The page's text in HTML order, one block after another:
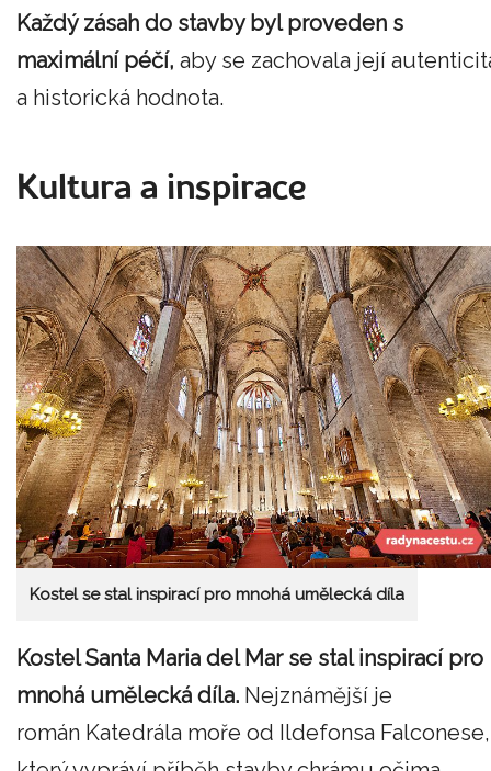
Každý zásah do stavby byl proveden s
maximální péčí, aby se zachovala její
a historická hodnota.
Kultura a inspirace
Kostel se stal inspirací pro mnohá umělecká díla
Kostel Santa Maria del Mar se stal inspirací pro
mnohá umělecká díla. Nejznámější je
román Katedrála moře od Ildefonsa Falconese,